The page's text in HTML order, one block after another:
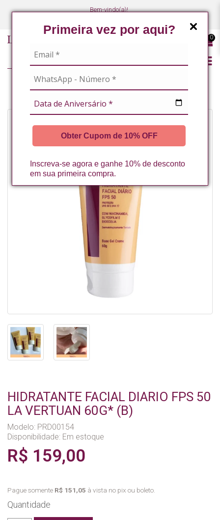
Primeira vez por aqui?
Obter Cupom de 10% OFF
Inscreva-se agora e ganhe 10% de desconto
em sua primeira compra.
Bem-vindo(a)!
0
HIDRATANTE FACIAL DIARIO FPS 50
LA VERTUAN 60G* (B)
Modelo: PRD00154
Disponibilidade: Em estoque
R$ 159,00
Pague somente R$ 151,05 à vista no pix ou boleto.
Quantidade